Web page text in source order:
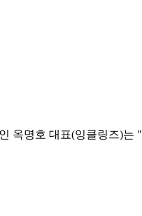
명호 대표(잉클링즈)는